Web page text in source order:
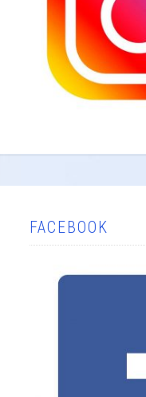
FACEBOOK